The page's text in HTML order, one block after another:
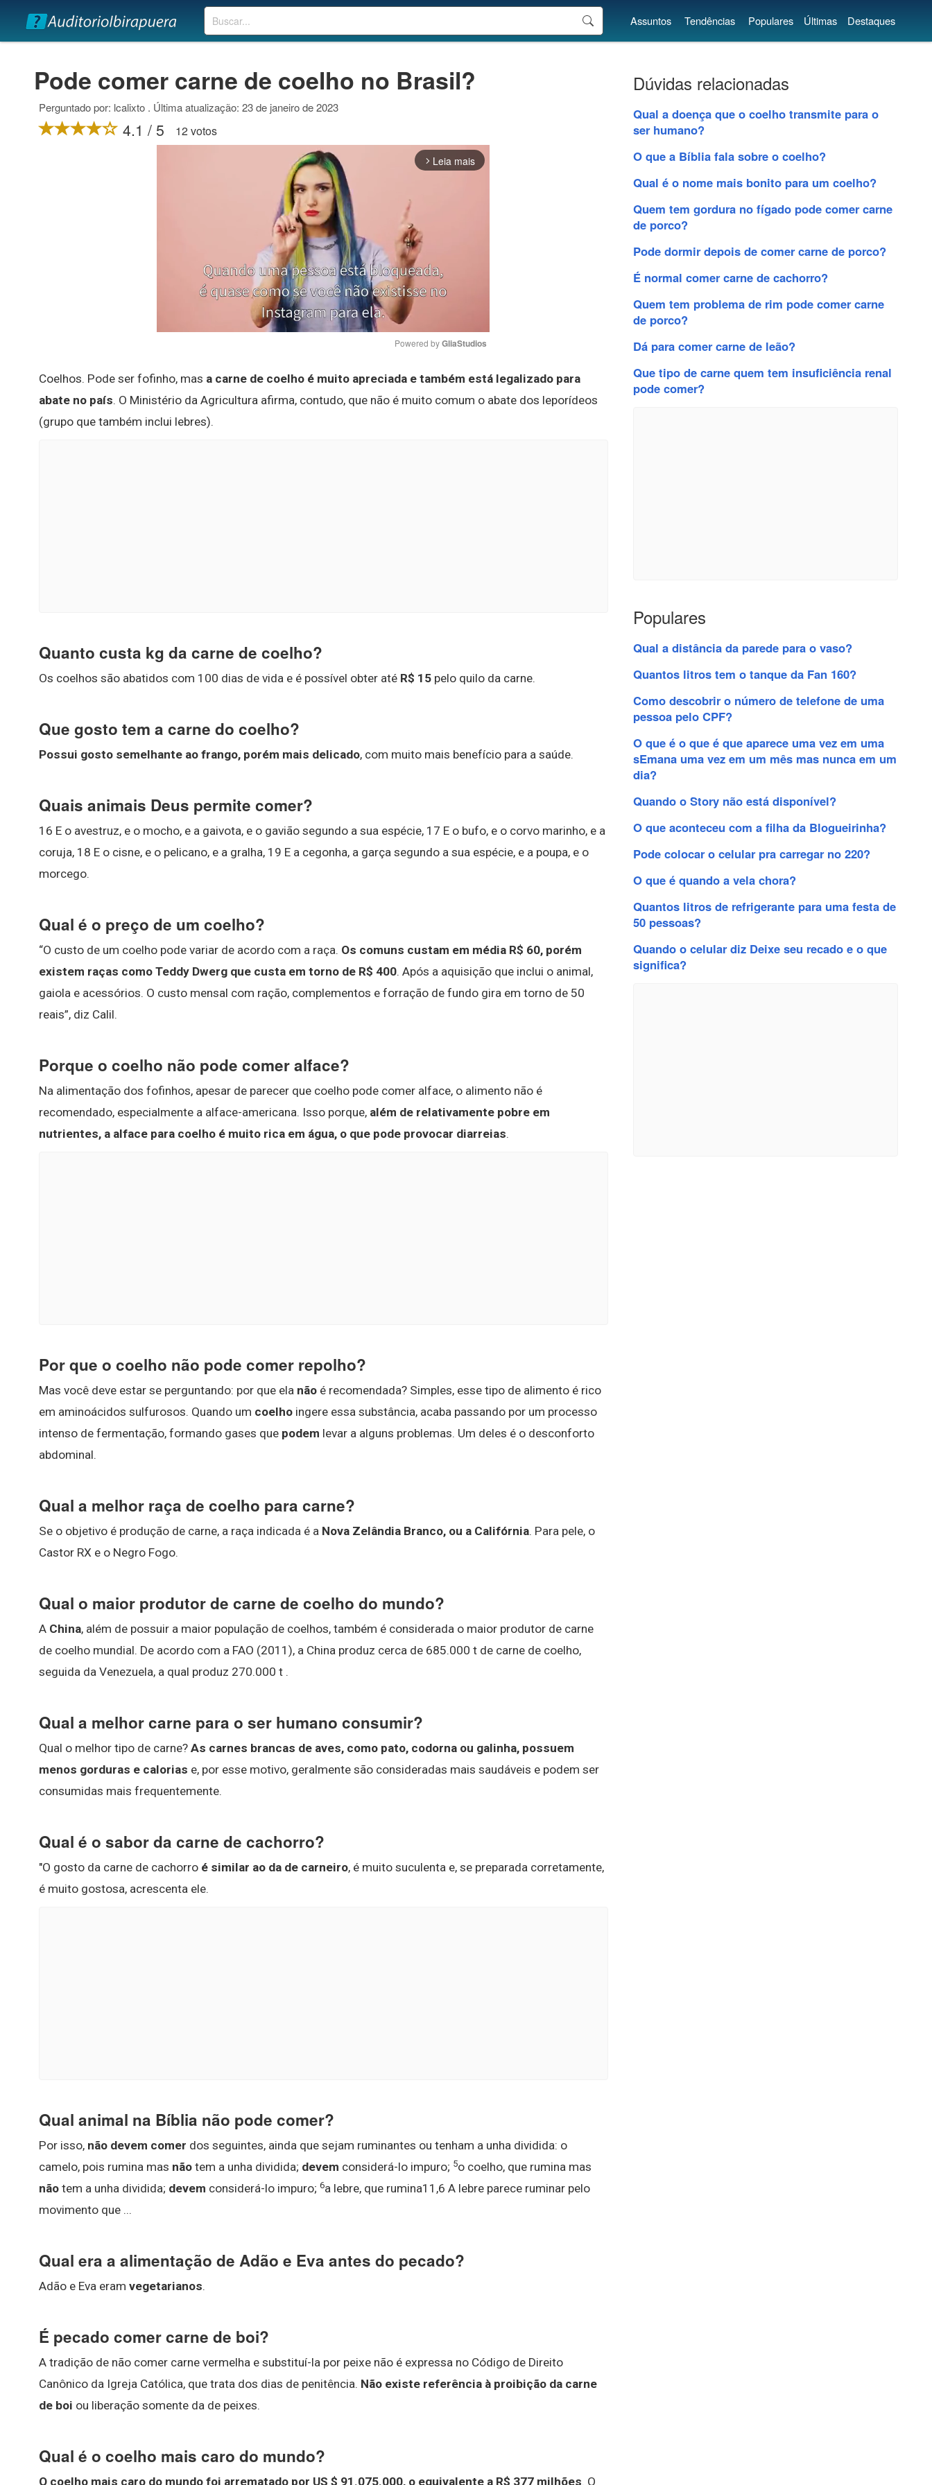
Buscar Assuntos Tendências Populares Últimas Destaques
Pode comer carne de coelho no Brasil?
Perguntado por: lcalixto . Última atualização: 23 de janeiro de 2023
4.1 / 5 12 votos
arrow_forward_ios Leia mais
Mute
Powered by GliaStudios
Coelhos. Pode ser fofinho, mas a carne de coelho é muito apreciada e também está legalizado para
abate no país. O Ministério da Agricultura afirma, contudo, que não é muito comum o abate dos leporídeos
(grupo que também inclui lebres).
Quanto custa kg da carne de coelho?
Os coelhos são abatidos com 100 dias de vida e é possível obter até R$ 15 pelo quilo da carne.
Que gosto tem a carne do coelho?
Possui gosto semelhante ao frango, porém mais delicado, com muito mais benefício para a saúde.
Quais animais Deus permite comer?
16 E o avestruz, e o mocho, e a gaivota, e o gavião segundo a sua espécie, 17 E o bufo, e o corvo marinho, e a
coruja, 18 E o cisne, e o pelicano, e a gralha, 19 E a cegonha, a garça segundo a sua espécie, e a poupa, e o
morcego.
Qual é o preço de um coelho?
“O custo de um coelho pode variar de acordo com a raça. Os comuns custam em média R$ 60, porém
existem raças como Teddy Dwerg que custa em torno de R$ 400. Após a aquisição que inclui o animal,
gaiola e acessórios. O custo mensal com ração, complementos e forração de fundo gira em torno de 50
reais”, diz Calil.
Porque o coelho não pode comer alface?
Na alimentação dos fofinhos, apesar de parecer que coelho pode comer alface, o alimento não é
recomendado, especialmente a alface-americana. Isso porque, além de relativamente pobre em
nutrientes, a alface para coelho é muito rica em água, o que pode provocar diarreias.
Por que o coelho não pode comer repolho?
Mas você deve estar se perguntando: por que ela não é recomendada? Simples, esse tipo de alimento é rico
em aminoácidos sulfurosos. Quando um coelho ingere essa substância, acaba passando por um processo
intenso de fermentação, formando gases que podem levar a alguns problemas. Um deles é o desconforto
abdominal.
Qual a melhor raça de coelho para carne?
Se o objetivo é produção de carne, a raça indicada é a Nova Zelândia Branco, ou a Califórnia. Para pele, o
Castor RX e o Negro Fogo.
Qual o maior produtor de carne de coelho do mundo?
A China, além de possuir a maior população de coelhos, também é considerada o maior produtor de carne
de coelho mundial. De acordo com a FAO (2011), a China produz cerca de 685.000 t de carne de coelho,
seguida da Venezuela, a qual produz 270.000 t .
Qual a melhor carne para o ser humano consumir?
Qual o melhor tipo de carne? As carnes brancas de aves, como pato, codorna ou galinha, possuem
menos gorduras e calorias e, por esse motivo, geralmente são consideradas mais saudáveis e podem ser
consumidas mais frequentemente.
Qual é o sabor da carne de cachorro?
"O gosto da carne de cachorro é similar ao da de carneiro, é muito suculenta e, se preparada corretamente,
é muito gostosa, acrescenta ele.
Qual animal na Bíblia não pode comer?
Por isso, não devem comer dos seguintes, ainda que sejam ruminantes ou tenham a unha dividida: o
camelo, pois rumina mas não tem a unha dividida; devem considerá-lo impuro; 5o coelho, que rumina mas
não tem a unha dividida; devem considerá-lo impuro; 6a lebre, que rumina11,6 A lebre parece ruminar pelo
movimento que ...
Qual era a alimentação de Adão e Eva antes do pecado?
Adão e Eva eram vegetarianos.
É pecado comer carne de boi?
A tradição de não comer carne vermelha e substituí-la por peixe não é expressa no Código de Direito
Canônico da Igreja Católica, que trata dos dias de penitência. Não existe referência à proibição da carne
de boi ou liberação somente da de peixes.
Qual é o coelho mais caro do mundo?
O coelho mais caro do mundo foi arrematado por US $ 91.075.000, o equivalente a R$ 377 milhões. O
Dúvidas relacionadas
Qual a doença que o coelho transmite para o
ser humano?
O que a Bíblia fala sobre o coelho?
Qual é o nome mais bonito para um coelho?
Quem tem gordura no fígado pode comer carne
de porco?
Pode dormir depois de comer carne de porco?
É normal comer carne de cachorro?
Quem tem problema de rim pode comer carne
de porco?
Dá para comer carne de leão?
Que tipo de carne quem tem insuficiência renal
pode comer?
Populares
Qual a distância da parede para o vaso?
Quantos litros tem o tanque da Fan 160?
Como descobrir o número de telefone de uma
pessoa pelo CPF?
O que é o que é que aparece uma vez em uma
sEmana uma vez em um mês mas nunca em um
dia?
Quando o Story não está disponível?
O que aconteceu com a filha da Blogueirinha?
Pode colocar o celular pra carregar no 220?
O que é quando a vela chora?
Quantos litros de refrigerante para uma festa de
50 pessoas?
Quando o celular diz Deixe seu recado e o que
significa?